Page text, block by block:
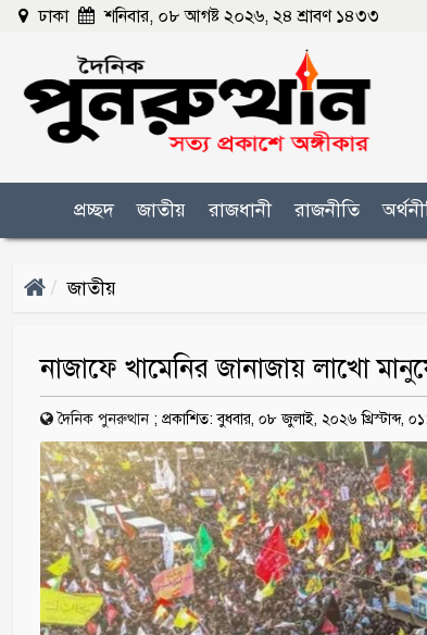
ঢাকা শনিবার, ০৮ আগষ্ট ২০২৬, ২৪ শ্রাবণ ১৪৩৩
প্রচ্ছদ জাতীয় রাজধানী রাজনীতি
জাতীয়
নাজাফে খামেনির জানাজায় লাখো
দৈনিক পুনরুত্থান ; প্রকাশিত: বুধবার, ০৮ জুলাই, ২০২৬ খ্রিস্টাব্দ,